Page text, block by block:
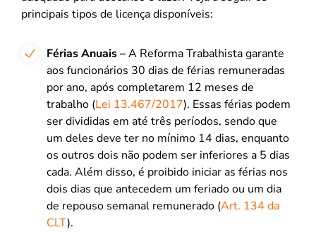
principais tipos de licença disponíveis:
Férias Anuais–A Reforma Trabalhista garante
aos funcionários 30 dias de férias remuneradas
por ano, após completarem 12 meses de
trabalho (Lei 13.467/2017). Essas férias podem
ser divididas em até três períodos, sendo que
um deles deve ter no mínimo 14 dias, enquanto
os outros dois não podem ser inferiores a 5 dias
cada. Além disso, é proibido iniciar as férias nos
dois dias que antecedem um feriado ou um dia
de repouso semanal remunerado (Art. 134 da
CLT).